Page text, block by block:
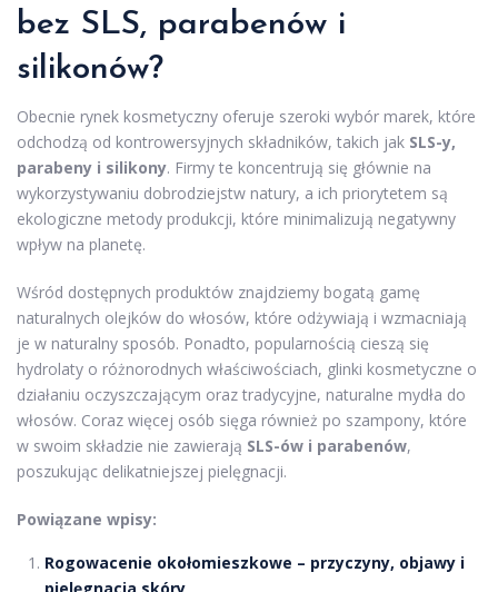
bez SLS, parabenów i
silikonów?
Obecnie rynek kosmetyczny oferuje szeroki wybór marek, które
odchodzą od kontrowersyjnych składników, takich jak SLS-y,
parabeny i silikony. Firmy te koncentrują się głównie na
wykorzystywaniu dobrodziejstw natury, a ich priorytetem są
ekologiczne metody produkcji, które minimalizują negatywny
wpływ na planetę.
Wśród dostępnych produktów znajdziemy bogatą gamę
naturalnych olejków do włosów, które odżywiają i wzmacniają
je w naturalny sposób. Ponadto, popularnością cieszą się
hydrolaty o różnorodnych właściwościach, glinki kosmetyczne o
działaniu oczyszczającym oraz tradycyjne, naturalne mydła do
włosów. Coraz więcej osób sięga również po szampony, które
w swoim składzie nie zawierają SLS-ów i parabenów,
poszukując delikatniejszej pielęgnacji.
Powiązane wpisy:
Rogowacenie okołomieszkowe – przyczyny, objawy i